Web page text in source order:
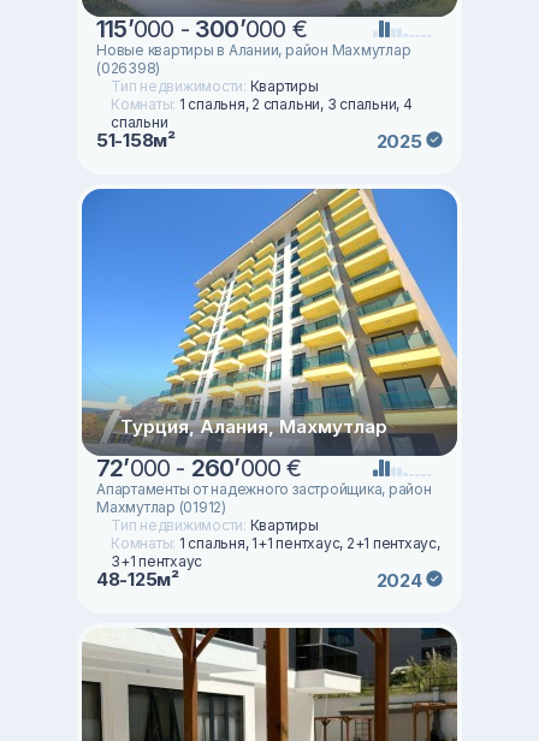
115’000 - 300’000 €
Новые квартиры в Алании, район Махмутлар
(026398)
Тип недвижимости: Квартиры
Комнаты: 1 спальня, 2 спальни, 3 спальни, 4
спальни
51-158м² 2025
Турция, Алания, Махмутлар
72’000 - 260’000 €
Апартаменты от надежного застройщика, район
Махмутлар (01912)
Тип недвижимости: Квартиры
Комнаты: 1 спальня, 1+1 пентхаус, 2+1 пентхаус,
3+1 пентхаус
48-125м² 2024